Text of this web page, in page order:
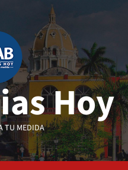
Hoy
TU MEDIDA